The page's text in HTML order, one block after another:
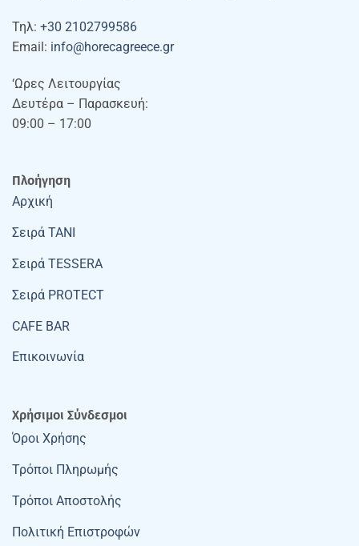
Τηλ: +30 2102799586
Email: info@horecagreece.gr
‘Ωρες Λειτουργίας
Δευτέρα – Παρασκευή:
09:00 – 17:00
Πλοήγηση
Αρχική
Σειρά TANI
Σειρά TESSERA
Σειρά PROTECT
CAFE BAR
Επικοινωνία
Χρήσιμοι Σύνδεσμοι
Όροι Χρήσης
Τρόποι Πληρωμής
Τρόποι Αποστολής
Πολιτική Επιστροφών